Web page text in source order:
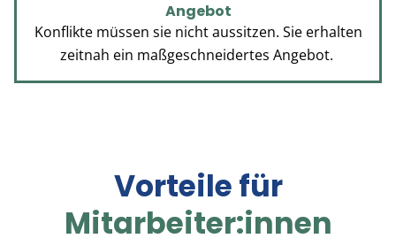
Angebot
Konflikte müssen sie nicht aussitzen. Sie erhalten
zeitnah ein maßgeschneidertes Angebot.
Vorteile für
Mitarbeiter:innen